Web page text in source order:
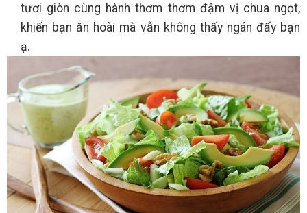
tươi giòn cùng hành thơm thơm đậm vị chua ngọt,
khiến bạn ăn hoài mà vẫn không thấy ngán đấy bạn
ạ.